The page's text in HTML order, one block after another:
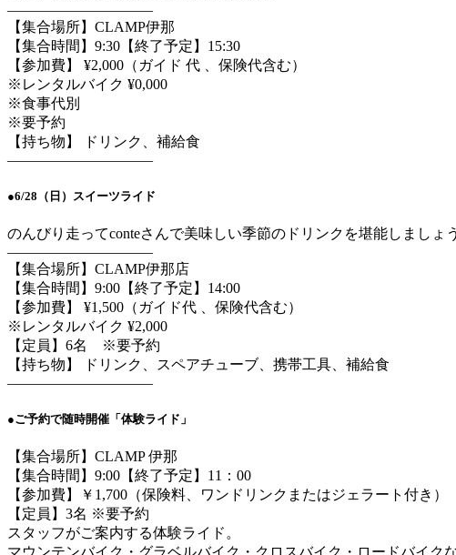
——————————
【集合場所】CLAMP伊那
【集合時間】9:30【終了予定】15:30
【参加費】 ¥2,000（ガイド 代 、保険代含む）
※レンタルバイク ¥0,000
※食事代別
※要予約
【持ち物】 ドリンク、補給食
——————————
●6/28（日）スイーツライド
のんびり走ってconteさんで美味しい季節のドリンクを堪能しましょ
——————————
【集合場所】CLAMP伊那店
【集合時間】9:00【終了予定】14:00
【参加費】 ¥1,500（ガイド代 、保険代含む）
※レンタルバイク ¥2,000
【定員】6名 ※要予約
【持ち物】 ドリンク、スペアチューブ、携帯工具、補給食
——————————
●ご予約で随時開催「体験ライド」
【集合場所】CLAMP 伊那
【集合時間】9:00【終了予定】11：00
【参加費】￥1,700（保険料、ワンドリンクまたはジェラート付き）
【定員】3名 ※要予約
スタッフがご案内する体験ライド。